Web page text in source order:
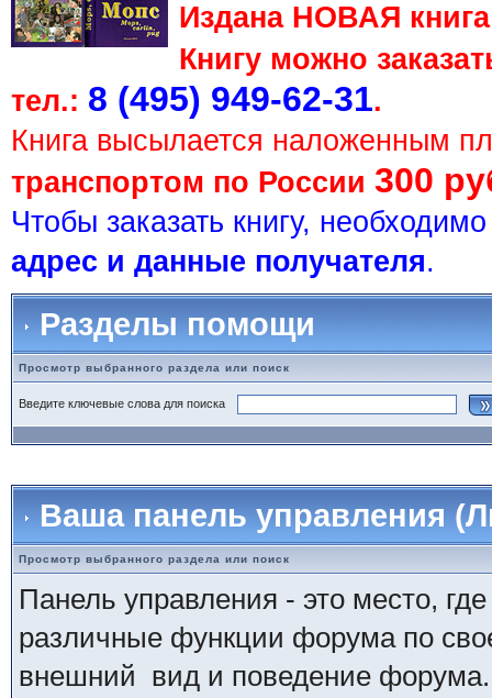
Издана НОВАЯ
Книгу можно
тел.: 8 (495) 949-62-31.
Книга высылается наложенным
транспортом по России 300
Чтобы заказать книгу,
адрес и данные получателя.
Разделы помощи
Просмотр выбранного раздела или поиск
Введите ключевые слова для поиска
Ваша панель управления
Просмотр выбранного раздела или поиск
Панель управления - это место,
различные функции форума по
внешний вид и поведение форума.